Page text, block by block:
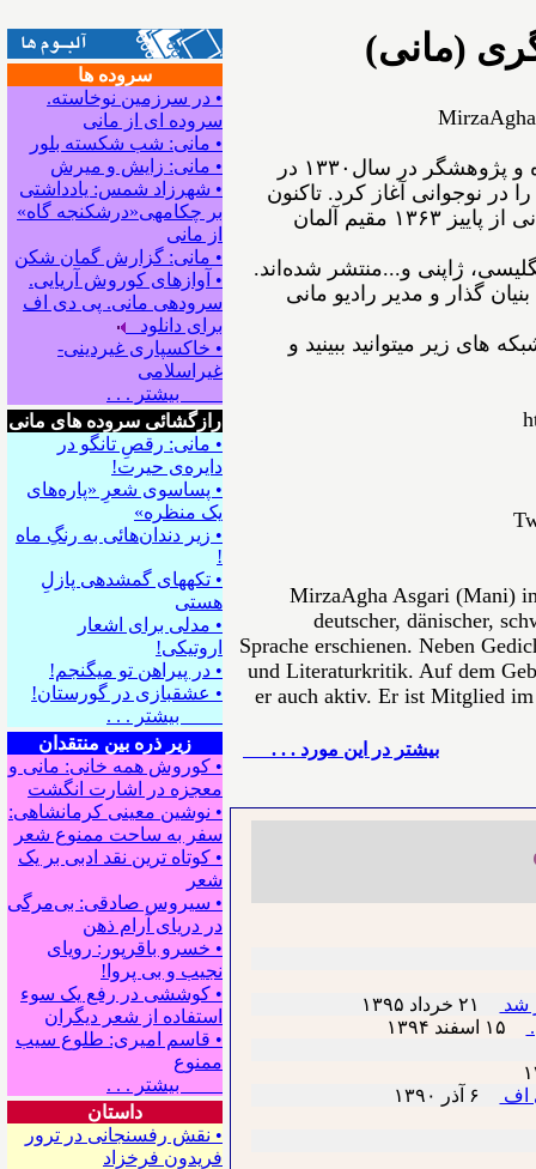
سروده ها
• در سرزمین نوخاسته.
سروده ای از مانی
• مانی: شب شکسته بلور
• مانی: زایش و میرش
• شهرزاد شمس: یادداشتی
بر چکامه‍ی«درشکنجه گاه»
از مانی
• مانی: گزارش گمان شکن
• آوازهای کوروش آریایی.
سروده‍ی مانی. پی دی اف
برای دانلود
• خاکسپاری غیردینی-
غیراسلامی
بیشتر . . .
رازگشائی سروده های مانی
• مانی: رقصِ تانگو در
دایره‌ی حیرت!
• پساسوی شعرِ «پاره‌های
یک منظره»
• زیر دندان‌هائی به رنگِ ماه
!
• تکه⁪های گمشده⁪ی پازلِ
هستی
• مدلی برای اشعار
اروتیکی!
• در پیراهن تو می⁪گنجم!
• عشقبازی در گورستان!
بیشتر . . .
زیر ذره بین منتقدان
• کوروش همه خانی: مانی و
معجزه در اشارت انگشت
• نوشین معینی کرمانشاهی:
سفر به ساحت ممنوع شعر
• کوتاه ترین نقد ادبی بر یک
شعر
• سیروس صادقی: بی‌مرگی
در دریای آرام ذهن
• خسرو باقرپور: ﺭوﻳﺎﻯ
ﻧﺠﻴﺐ ﻭ ﺑﻰ ﭘﺮﻭﺍ!
• کوششی در رفع یک سوء
استفاده از شعر دیگران
• قاسم امیری: طلوع سیب
ممنوع
بیشتر . . .
داستان
• نقش رفسنجانی در ترور
فریدون فرخزاد
(مانی)
MirzaAgha
ﻣﻴﺮﺯﺍﺁﻗﺎﻋﺴگرﻯ(ﻣﺎﻧﻰ) شاعر، نویسنده و پژوهشگر ﺩﺭ ﺳﺎﻝ۱۳۳۰ در
ﺩﺭ ﻧﻮﺟﻮﺍﻧﻰ ﺁﻏﺎﺯ ﻛﺮﺩ. ﺗﺎﻛﻨﻮﻥ
۵۴ ﺟﻠﺪ ﺍﺯ ﺁﺛﺎﺭﺵ ﺑﻪ ﭼﺎﭖ ﺭﺳﻴﺪه‌اﻧﺪ. مانی از ﭘﺎﻳﻴﺰ ۱۳۶۳ مقیم ﺁﻟﻤﺎﻥ
ژاپنی و...ﻣﻨﺘﺸﺮ ﺷﺪﻩ⁯اند.
گذار و مدیر رادیو مانی
های زیر میتوانید ببینید و
MirzaAgha Asgari (Mani)
deutscher, dänischer,
Sprache erschienen. Neben
und Literaturkritik. Auf dem
er auch aktiv. Er ist Mitglied
بيشتر در این مورد . . .
شد
اف